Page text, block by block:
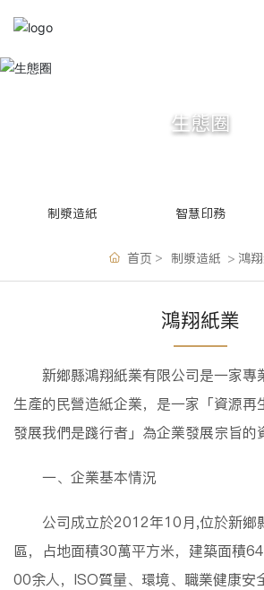
首頁
生態圈
制漿造紙 智慧印務
首页 制漿造紙 鴻
鴻翔紙業
新鄉縣鴻翔紙業有限公司是一家專
生產的民營造紙企業，是一家「資源再
發展我們是踐行者」為企業發展宗旨的
一、企業基本情況
公司成立於2012年10月,位於新鄉
區，占地面積30萬平方米，建築面積
00余人，ISO質量、環境、職業健康安